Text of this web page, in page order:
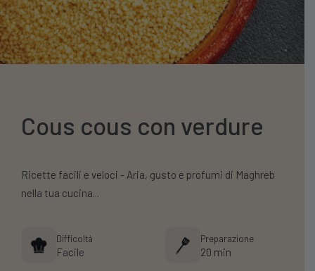
Cous cous con verdure
Ricette facili e veloci - Aria, gusto e profumi di Maghreb
nella tua cucina...
Difficoltà
Facile
Preparazione
20 min